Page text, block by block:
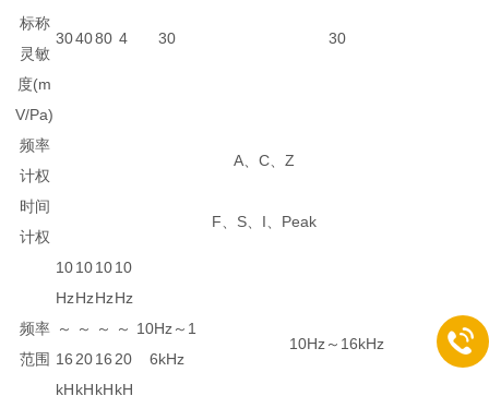
标称
灵敏
度(m
V/Pa)
304080 4 30 30
频率
计权
A、C、Z
时间
计权
F、S、I、Peak
频率
范围
10
Hz
～
16
kH
10
Hz
～
20
kH
10
Hz
～
16
kH
10
Hz
～
20
kH
10Hz～1
6kHz
10Hz～16kHz